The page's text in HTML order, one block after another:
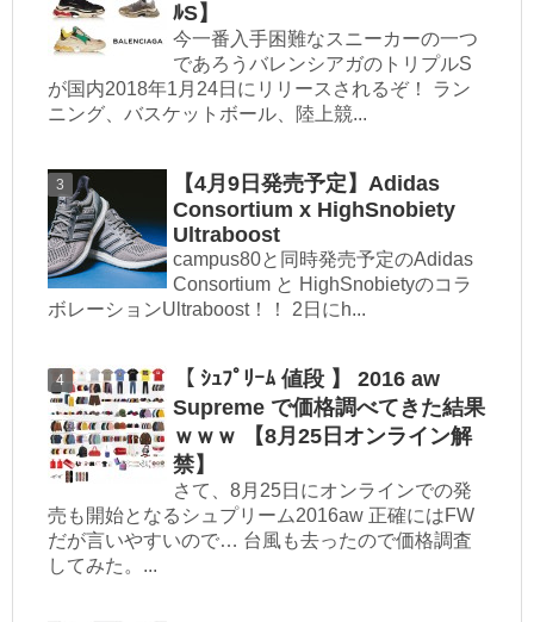
ﾙS】
今一番入手困難なスニーカーの一つ
であろうバレンシアガのトリプルS
が国内2018年1月24日にリリースされるぞ！ ラン
ニング、バスケットボール、陸上競...
【4月9日発売予定】Adidas
Consortium x HighSnobiety
Ultraboost
campus80と同時発売予定のAdidas
Consortium と HighSnobietyのコラ
ボレーションUltraboost！！ 2日にh...
【 ｼｭﾌﾟﾘｰﾑ 値段 】 2016 aw
Supreme で価格調べてきた結果
ｗｗｗ 【8月25日オンライン解
禁】
さて、8月25日にオンラインでの発
売も開始となるシュプリーム2016aw 正確にはFW
だが言いやすいので… 台風も去ったので価格調査
してみた。...